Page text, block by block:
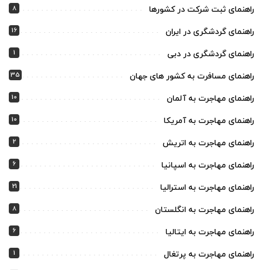
راهنمای ثبت شرکت در کشورها 8
راهنمای گردشگری در ایران 16
راهنمای گردشگری در دبی 1
راهنمای مسافرت به کشور های جهان 35
راهنمای مهاجرت به آلمان 10
راهنمای مهاجرت به آمریکا 10
راهنمای مهاجرت به اتریش 2
راهنمای مهاجرت به اسپانیا 6
راهنمای مهاجرت به استرالیا 21
راهنمای مهاجرت به انگلستان 8
راهنمای مهاجرت به ایتالیا 6
راهنمای مهاجرت به پرتغال 1